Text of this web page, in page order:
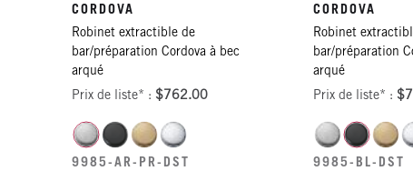
CORDOVA
Robinet extractible de
bar/préparation Cordova à bec
arqué
Prix de liste* : $762.00
9985-AR-PR-DST
CORDOVA
Robinet
bar/préparation
arqué
Prix de liste* :
9985-BL-DST